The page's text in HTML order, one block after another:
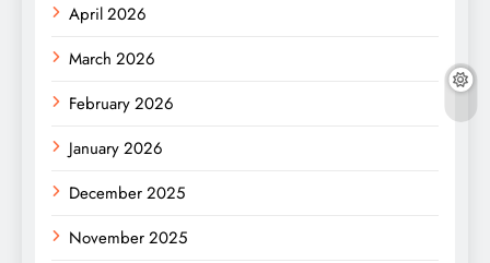
April 2026
March 2026
February 2026
January 2026
December 2025
November 2025